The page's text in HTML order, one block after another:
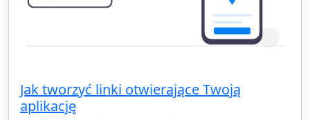
Jak tworzyć linki otwierające Twoją
aplikację